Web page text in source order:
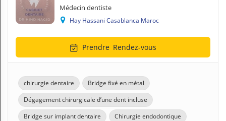
Médecin dentiste
Hay Hassani Casablanca Maroc
Prendre Rendez-vous
chirurgie dentaire
Bridge fixé en métal
Dégagement chirurgicale d’une dent incluse
Bridge sur implant dentaire
Chirurgie endodontique